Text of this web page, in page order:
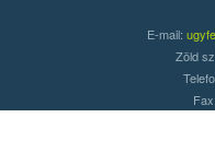
E-mail:
Zöld